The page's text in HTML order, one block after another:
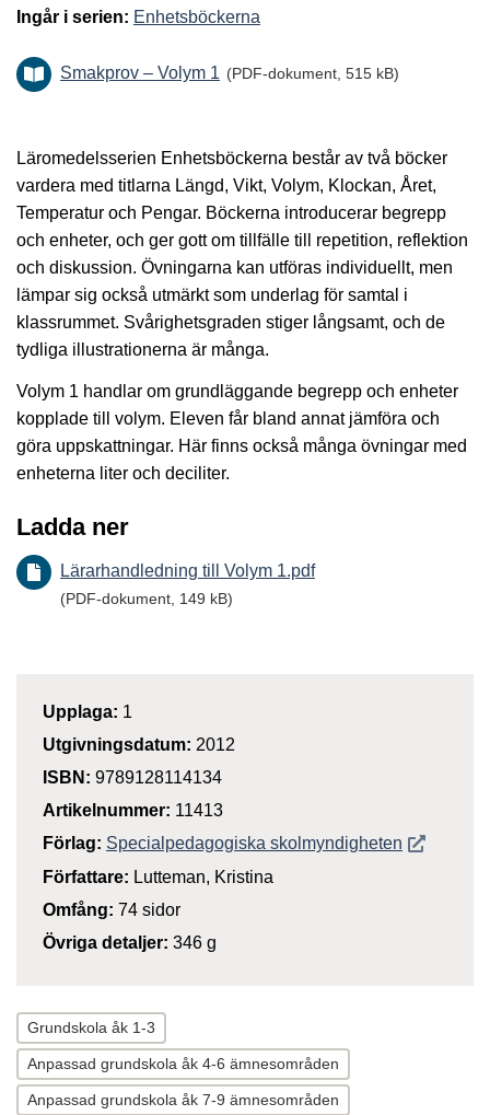
Ingår i serien: Enhetsböckerna
Smakprov – Volym 1 (PDF-dokument, 515 kB)
Läromedelsserien Enhetsböckerna består av två böcker
vardera med titlarna Längd, Vikt, Volym, Klockan, Året,
Temperatur och Pengar. Böckerna introducerar begrepp
och enheter, och ger gott om tillfälle till repetition, reflektion
och diskussion. Övningarna kan utföras individuellt, men
lämpar sig också utmärkt som underlag för samtal i
klassrummet. Svårighetsgraden stiger långsamt, och de
tydliga illustrationerna är många.
Volym 1 handlar om grundläggande begrepp och enheter
kopplade till volym. Eleven får bland annat jämföra och
göra uppskattningar. Här finns också många övningar med
enheterna liter och deciliter.
Ladda ner
Lärarhandledning till Volym 1.pdf
(PDF-dokument, 149 kB)
Upplaga: 1
Utgivningsdatum: 2012
ISBN: 9789128114134
Artikelnummer: 11413
Förlag: Specialpedagogiska skolmyndigheten Öppnas i
Författare: Lutteman, Kristina
Omfång: 74 sidor
Övriga detaljer: 346 g
Grundskola åk 1-3
Anpassad grundskola åk 4-6 ämnesområden
Anpassad grundskola åk 7-9 ämnesområden